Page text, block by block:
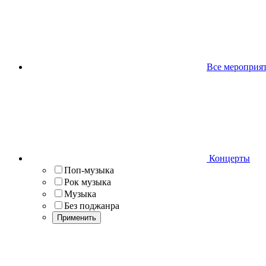
Все
Концерты
Поп-музыка
Рок музыка
Музыка
Без поджанра
Применить